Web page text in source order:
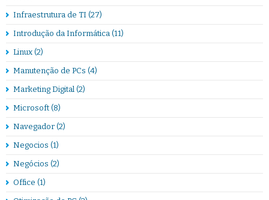
Infraestrutura de TI (27)
Introdução da Informática (11)
Linux (2)
Manutenção de PCs (4)
Marketing Digital (2)
Microsoft (8)
Navegador (2)
Negocios (1)
Negócios (2)
Office (1)